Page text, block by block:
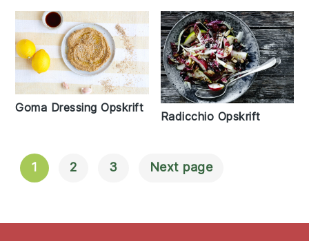
Goma Dressing Opskrift
Radicchio Opskrift
Navigation
1 2 3 Next page